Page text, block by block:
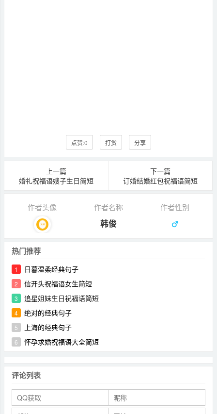
点赞:0 打赏 分享
上一篇
婚礼祝福语嫂子生日简短
下一篇
订婚结婚红包祝福语简短
作者头像 作者名称 作者性别
韩俊
热门推荐
1 日暮温柔经典句子
2 信开头祝福语女生简短
3 追星姐妹生日祝福语简短
4 绝对的经典句子
5 上海的经典句子
6 怀孕求婚祝福语大全简短
评论列表